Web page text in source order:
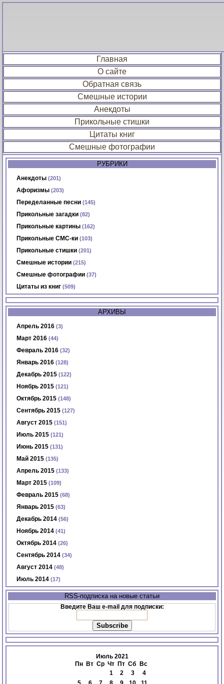
Главная
О сайте
Обратная связь
Смешные истории
Анекдоты
Прикольные стишки
Цитаты книг
Смешные фотографии
РУБРИКИ
Анекдоты (201)
Афоризмы (203)
Переделанные песни (145)
Прикольные загадки (82)
Прикольные картины (162)
Прикольные СМС-ки (103)
Прикольные стишки (201)
Смешные истории (215)
Смешные фотографии (37)
Цитаты из книг (509)
АРХИВЫ
Апрель 2016 (3)
Март 2016 (44)
Февраль 2016 (32)
Январь 2016 (128)
Декабрь 2015 (122)
Ноябрь 2015 (121)
Октябрь 2015 (148)
Сентябрь 2015 (127)
Август 2015 (151)
Июль 2015 (121)
Июнь 2015 (131)
Май 2015 (135)
Апрель 2015 (133)
Март 2015 (109)
Февраль 2015 (68)
Январь 2015 (63)
Декабрь 2014 (56)
Ноябрь 2014 (41)
Октябрь 2014 (26)
Сентябрь 2014 (34)
Август 2014 (48)
Июль 2014 (17)
RSS-подписка на новые статьи
Введите Ваш e-mail для подписки:
Июль 2021
Пн
Вт Ср Чт Пт Сб Вс
1 2 3
4